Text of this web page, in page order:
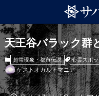
天王谷バラック群
超常現象・都市伝説 心霊スポ
ゲストオカルトマニア